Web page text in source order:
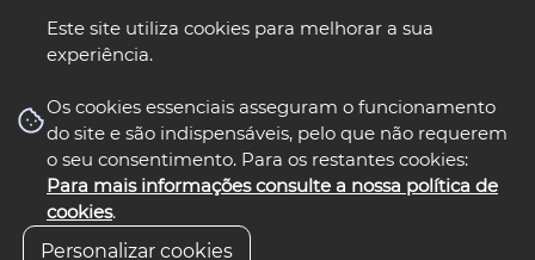
Este site utiliza cookies para melhorar a sua
experiência.
Os cookies essenciais asseguram o funcionamento
do site e são indispensáveis, pelo que não requerem
o seu consentimento. Para os restantes cookies:
Para mais informações consulte a nossa política de
cookies.
Personalizar cookies
nos select language